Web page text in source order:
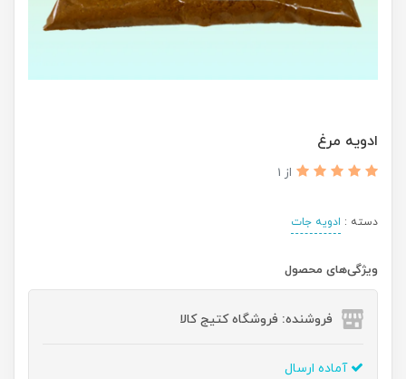
ادویه مرغ
از 1
دسته : ادویه جات
ویژگی‌های محصول
فروشنده: فروشگاه کتیج کالا
آماده ارسال